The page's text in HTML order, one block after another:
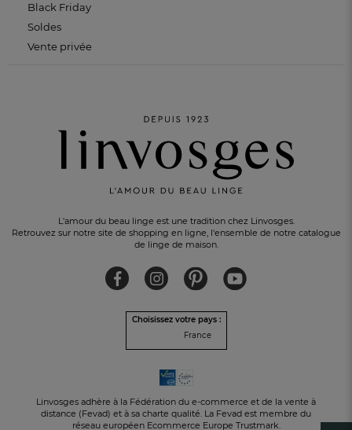
UN CADEAU OFFERTpour tout achat
L'amour du beau linge est une tradition chez Linvosges.
Retrouvez sur notre site de shopping en ligne, l'ensemble de notre catalogue
de linge de maison.
Choisissez votre pays :
France
Linvosges adhère à la Fédération du e-commerce et de la vente à
distance (Fevad) et à sa charte qualité. La Fevad est membre du
réseau européen Ecommerce Europe Trustmark.
Black Friday
Soldes
Vente privée